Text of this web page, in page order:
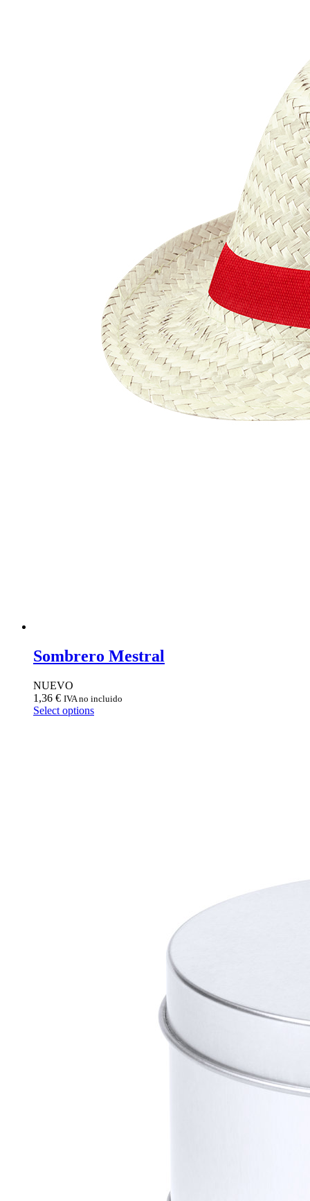
Sombrero Mestral
NUEVO
1,36 € IVA no incluido
Select options